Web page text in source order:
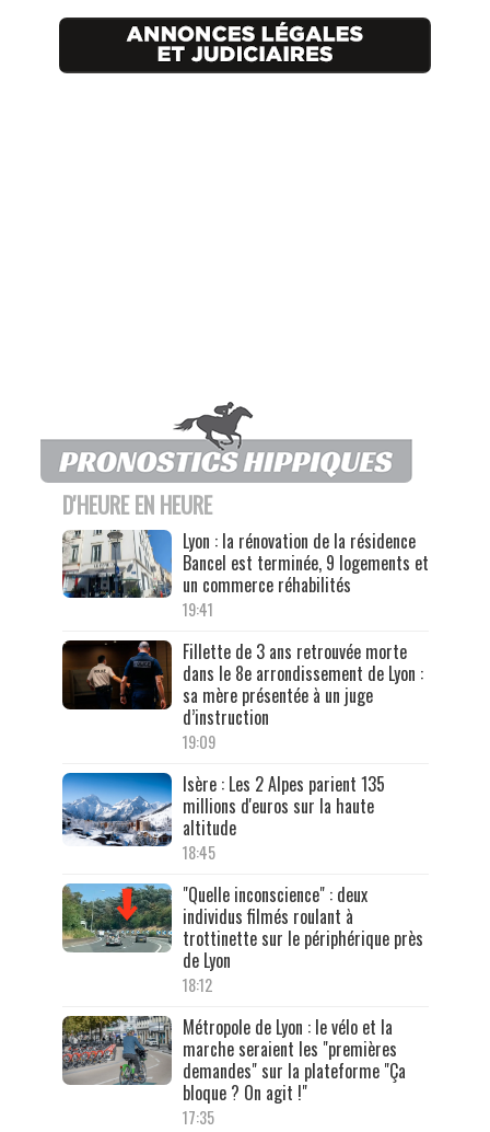
D'HEURE EN HEURE
Lyon : la rénovation de la résidence
Bancel est terminée, 9 logements et
un commerce réhabilités
19:41
Fillette de 3 ans retrouvée morte
dans le 8e arrondissement de Lyon :
sa mère présentée à un juge
d’instruction
19:09
Isère : Les 2 Alpes parient 135
millions d'euros sur la haute
altitude
18:45
"Quelle inconscience" : deux
individus filmés roulant à
trottinette sur le périphérique près
de Lyon
18:12
Métropole de Lyon : le vélo et la
marche seraient les "premières
demandes" sur la plateforme "Ça
bloque ? On agit !"
17:35